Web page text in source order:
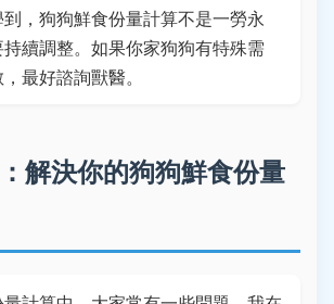
，狗狗鮮食份量計算不是一勞永
續調整。如果你家狗狗有特殊需
最好諮詢獸醫。
解決你的狗狗鮮食份量